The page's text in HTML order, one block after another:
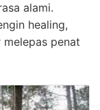
alami.
healing,
penat